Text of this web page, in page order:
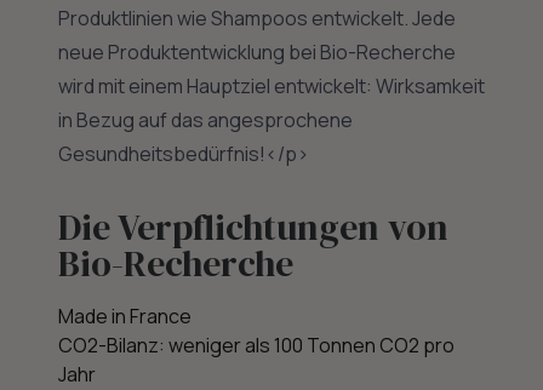
Produktlinien wie Shampoos entwickelt. Jede
neue Produktentwicklung bei Bio-Recherche
wird mit einem Hauptziel entwickelt: Wirksamkeit
in Bezug auf das angesprochene
Gesundheitsbedürfnis!</p>
Die Verpflichtungen von
Bio-Recherche
Made in France
CO2-Bilanz: weniger als 100 Tonnen CO2 pro
Jahr